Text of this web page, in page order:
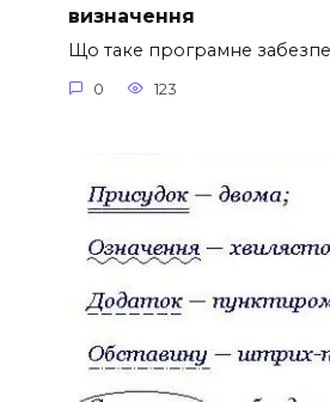
визначення
Що таке програмне
0 123